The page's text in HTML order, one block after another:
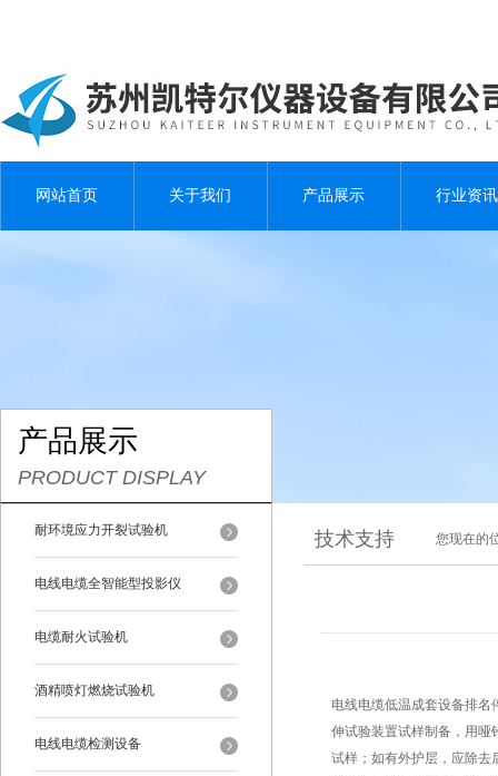
网站首页 关于我们 产品展示 行业资讯
产品展示
PRODUCT DISPLAY
耐环境应力开裂试验机
电线电缆全智能型投影仪
电缆耐火试验机
酒精喷灯燃烧试验机
电线电缆检测设备
技术支持 您现在的
电线电缆低温成套设备排
伸试验装置试样制备，用哑
试样；如有外护层，应除去